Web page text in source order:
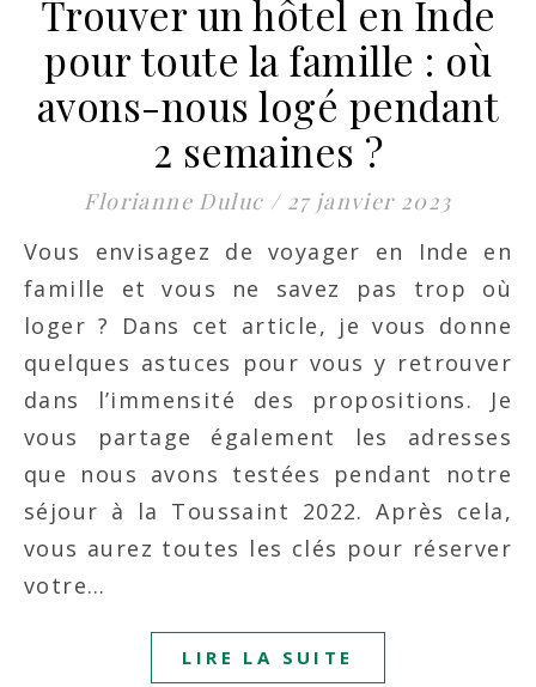
Trouver un hôtel en Inde
pour toute la famille : où
avons-nous logé pendant
2 semaines ?
Florianne Duluc / 27 janvier 2023
Vous envisagez de voyager en Inde en
famille et vous ne savez pas trop où
loger ? Dans cet article, je vous donne
quelques astuces pour vous y retrouver
dans l’immensité des propositions. Je
vous partage également les adresses
que nous avons testées pendant notre
séjour à la Toussaint 2022. Après cela,
vous aurez toutes les clés pour réserver
votre…
LIRE LA SUITE